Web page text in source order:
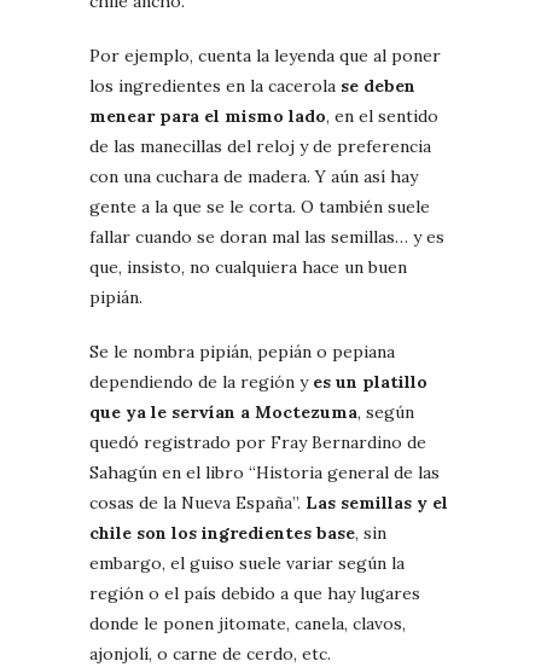
Por ejemplo, cuenta la leyenda que al poner
los ingredientes en la cacerola se deben
menear para el mismo lado, en el sentido
de las manecillas del reloj y de preferencia
con una cuchara de madera. Y aún así hay
gente a la que se le corta. O también suele
fallar cuando se doran mal las semillas… y es
que, insisto, no cualquiera hace un buen
pipián.
Se le nombra pipián, pepián o pepiana
dependiendo de la región y es un platillo
que ya le servían a Moctezuma, según
quedó registrado por Fray Bernardino de
Sahagún en el libro “Historia general de las
cosas de la Nueva España”. Las semillas y el
chile son los ingredientes base, sin
embargo, el guiso suele variar según la
región o el país debido a que hay lugares
donde le ponen jitomate, canela, clavos,
ajonjolí, o carne de cerdo, etc.